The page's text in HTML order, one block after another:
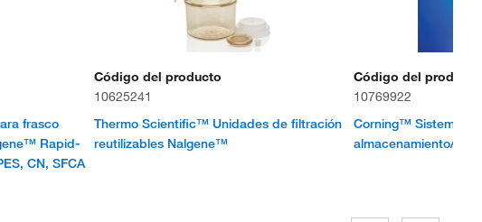
frasco
Rapid-
CN, SFCA
Código del producto
10625241
Thermo Scientific™ Unidades de filtración
reutilizables Nalgene™
Código del producto
10769922
Corning™ Sistema
almacenamiento/